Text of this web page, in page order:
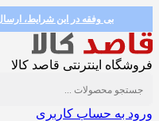
بی وفقه در این شرایط،
فروشگاه اینترنتی قاصد کالا
ورود به حساب کاربری